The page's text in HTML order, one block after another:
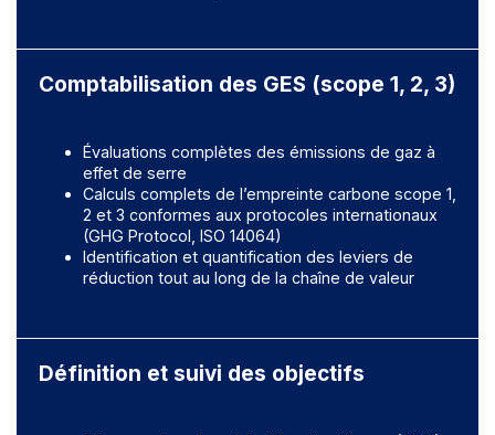
Comptabilisation des GES (scope 1, 2, 3)
Évaluations complètes des émissions de gaz à
effet de serre
Calculs complets de l’empreinte carbone scope 1,
2 et 3 conformes aux protocoles internationaux
(GHG Protocol, ISO 14064)
Identification et quantification des leviers de
réduction tout au long de la chaîne de valeur
Définition et suivi des objectifs